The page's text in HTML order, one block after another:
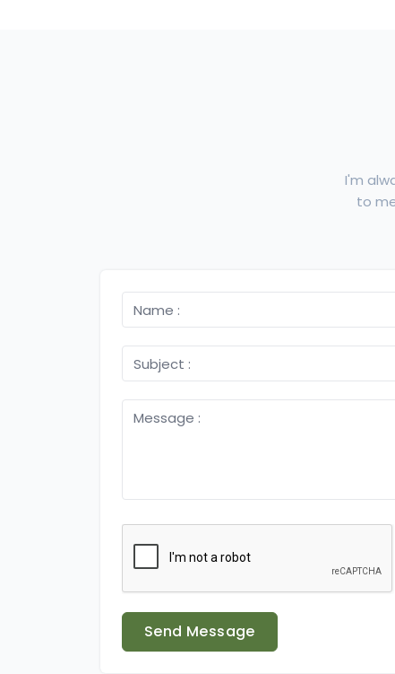
I'm
to
Send Message